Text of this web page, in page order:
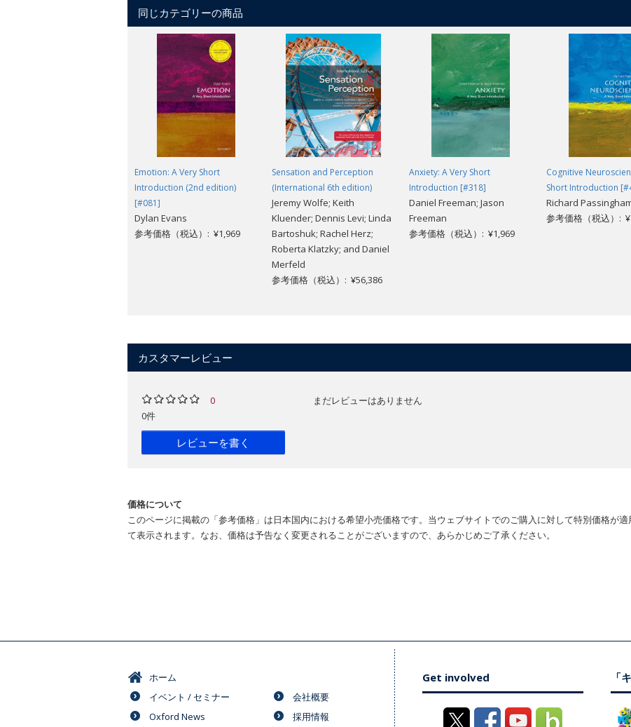
同じカテゴリーの商品
Emotion: A Very Short
Introduction (2nd edition)
[#081]
Dylan Evans
参考価格（税込）: ¥1,969
Sensation and Perception
(International 6th edition)
Jeremy Wolfe; Keith
Kluender; Dennis Levi; Linda
Bartoshuk; Rachel Herz;
Roberta Klatzky; and Daniel
Merfeld
参考価格（税込）: ¥56,386
Anxiety: A Very Short
Introduction [#318]
Daniel Freeman; Jason
Freeman
参考価格（税込）: ¥1,969
Cognitive
Short Introduction
Richard
参考価格（税込）:
カスタマーレビュー
0
0件
レビューを書く
まだレビューはありません
価格について
このページに掲載の「参考価格」は日本国内における希望小売価格です。当ウェブサイトでのご購入に対して特別価格が
て表示されます。なお、価格は予告なく変更されることがございますので、あらかじめご了承ください。
ホーム
イベント / セミナー
Oxford News
会社概要
採用情報
Get involved 「